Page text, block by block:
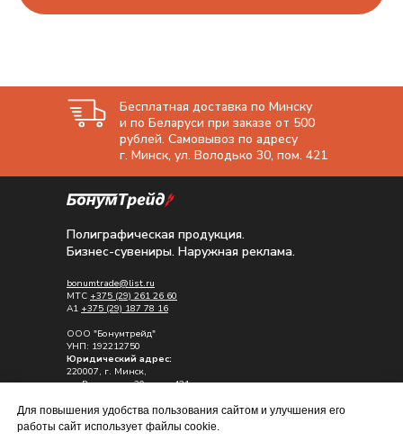
Бесплатная доставка по Минску
и по Беларуси при заказе от 500
рублей. Самовывоз по адресу
г. Минск, ул. Володько 30, пом. 421
bonumtrade@list.ru
МТС +375 (29) 261 26 60
A1 +375 (29) 187 78 16
ООО "Бонумтрейд"
УНП: 192212750
Юридический адрес:
220007, г. Минск,
ул. Володько , 30, пом. 421
Почтовый адрес:
223028, Минский р-н, д. Каменная горка
ул. Садовая д.12
Полиграфическая продукция.
Бизнес-сувениры. Наружная реклама.
Для повышения удобства пользования сайтом и улучшения его
работы сайт использует файлы cookie.